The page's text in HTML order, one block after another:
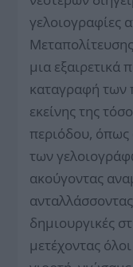
γελοιογραφίες
μια εξαιρετικά
καταγραφή των
εκείνης της
περιόδου,
των
ακούγοντας
δημιουργικές
μετέχοντας